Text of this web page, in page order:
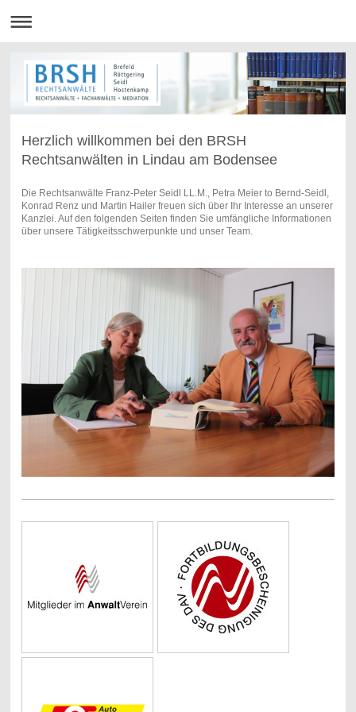
Herzlich willkommen bei den BRSH
Rechtsanwälten in Lindau am Bodensee
Die Rechtsanwälte Franz-Peter Seidl LL.M., Petra Meier to Bernd-Seidl,
Konrad Renz und Martin Hailer freuen sich über Ihr Interesse an unserer
Kanzlei. Auf den folgenden Seiten finden Sie umfängliche Informationen
über unsere Tätigkeitsschwerpunkte und unser Team.